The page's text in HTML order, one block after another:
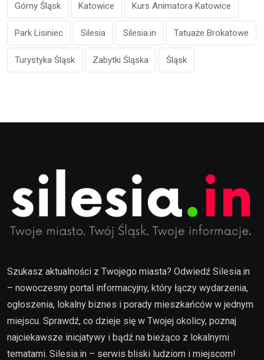
Górny Śląsk Katowice Kurs Animatora Katowice
Park Lisiniec Silesia Silesia.in Tatuaże Brokatowe
Turystyka Śląsk Zabytki Śląska Śląsk
Szukasz aktualności z Twojego miasta? Odwiedź Silesia.in
– nowoczesny portal informacyjny, który łączy wydarzenia,
ogłoszenia, lokalny biznes i porady mieszkańców w jednym
miejscu. Sprawdź, co dzieje się w Twojej okolicy, poznaj
najciekawsze inicjatywy i bądź na bieżąco z lokalnymi
tematami. Silesia.in – serwis bliski ludziom i miejscom!